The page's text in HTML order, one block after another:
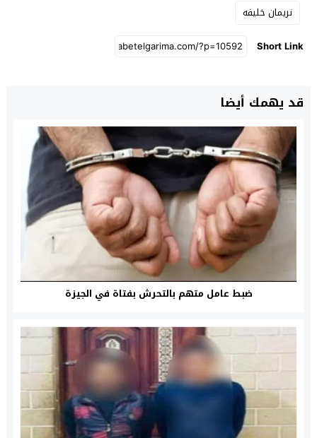
نريمان خليفه
Short Link
قد يهمك أيضا
ضبط عامل متهم بالتحرش بفتاة في الجيزة